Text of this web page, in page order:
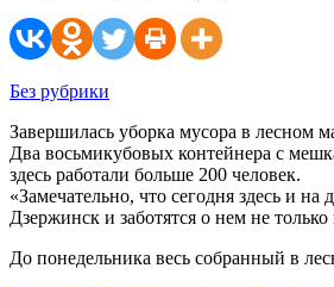
Без рубрики
Завершилась уборка мусора в лесном
Два восьмикубовых контейнера с
здесь работали больше 200 человек.
«Замечательно, что сегодня здесь и
Дзержинск и заботятся о нем не
До понедельника весь собранный в